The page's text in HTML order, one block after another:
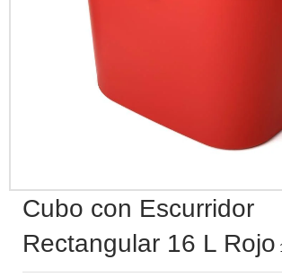
Aromaterapia
Papel Regalo
Cintas & Lazos
Juega a Ser Mayor
Juguetes Electrónicos
Figuritas & Coleccionables
Juegos de Habilidad
Accesorios de Belleza
Esferas & Mapas
Otros Accesorios
Material de Escritorio
Cubo con Escurridor
Rectangular 16 L Rojo